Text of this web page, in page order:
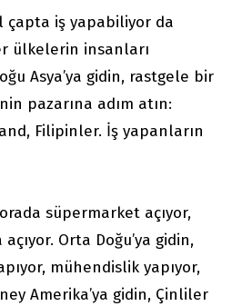
çapta iş yapabiliyor da
ülkelerin insanları
Asya’ya gidin, rastgele bir
pazarına adım atın:
Filipinler. İş yapanların
süpermarket açıyor,
Orta Doğu’ya gidin,
mühendislik yapıyor,
Amerika’ya gidin, Çinliler